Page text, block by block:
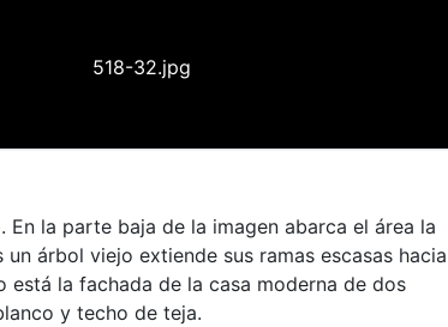
518-32.jpg
En la parte baja de la imagen abarca el área la
árbol viejo extiende sus ramas escasas hacia
está la fachada de la casa moderna de dos
y techo de teja.